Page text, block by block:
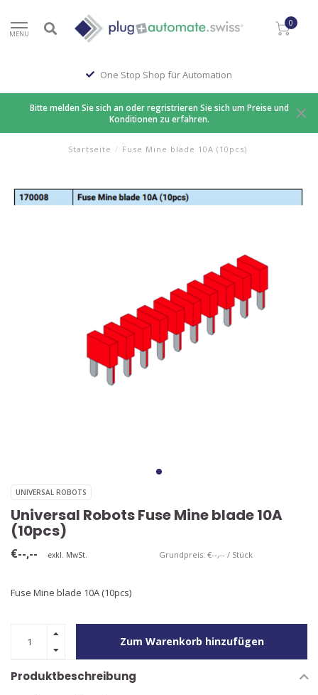
MENU
0
One Stop Shop für Automation
Bitte melden Sie sich an oder regristrieren Sie sich um Preise und
Konditionen zu erfahren.
Startseite / Fuse Mine blade 10A (10pcs)
UNIVERSAL ROBOTS
Universal Robots Fuse Mine blade 10A
(10pcs)
€--,-- exkl. MwSt. Grundpreis: €--,-- / Stück
Fuse Mine blade 10A (10pcs)
Zum Warenkorb hinzufügen
Produktbeschreibung